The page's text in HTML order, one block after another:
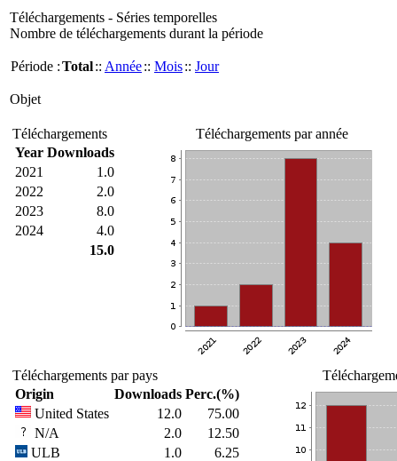
Téléchargements - Séries temporelles
Nombre de téléchargements durant la période
Période :Total:: Année:: Mois:: Jour
Objet
Téléchargements
Year Downloads
2021
1.0
2022
2.0
2023
8.0
2024
4.0
15.0
Téléchargements par année
Téléchargements par pays
Origin
Downloads Perc.(%)
United States
12.0
75.00
N/A
2.0
12.50
ULB
1.0
6.25